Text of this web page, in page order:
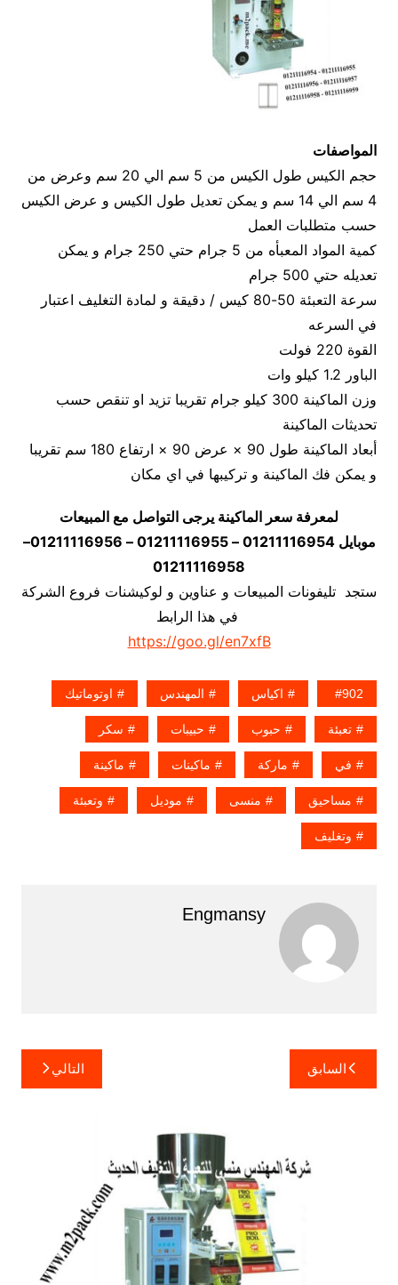
المواصفات
حجم الكيس طول الكيس من 5 سم الي 20 سم وعرض من
4 سم الي 14 سم و يمكن تعديل طول الكيس و عرض الكيس
حسب متطلبات العمل
كمية المواد المعبأه من 5 جرام حتي 250 جرام و يمكن
تعديله حتي 500 جرام
سرعة التعبئة 50-80 كيس / دقيقة و لمادة التغليف اعتبار
في السرعه
القوة 220 فولت
الباور 1.2 كيلو وات
وزن الماكينة 300 كيلو جرام تقريبا تزيد او تنقص حسب
تحديثات الماكينة
أبعاد الماكينة طول 90 × عرض 90 × ارتفاع 180 سم تقريبا
و يمكن فك الماكينة و تركيبها في اي مكان
لمعرفة سعر الماكينة يرجى التواصل مع المبيعات
موبايل 01211116954 – 01211116955 – 01211116956–
01211116958
ستجد تليفونات المبيعات و عناوين و لوكيشنات فروع الشركة
في هذا الرابط
https://goo.gl/en7xfB
902 اكياس المهندس اوتوماتيك
تعبئة حبوب حبيبات سكر
في ماركة ماكينات ماكينة
مساحيق منسى موديل وتعبئة
وتغليف
Engmansy
تصفّح
المقالات
السابق التالي